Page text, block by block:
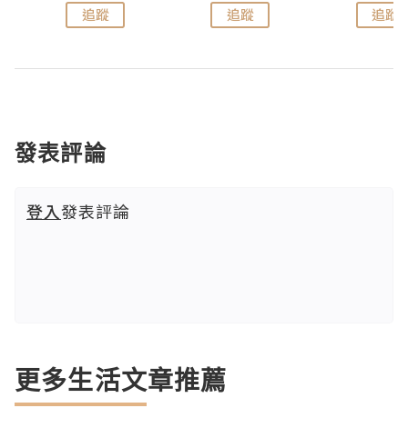
追蹤 追蹤 追蹤
發表評論
登入發表評論
更多生活文章推薦